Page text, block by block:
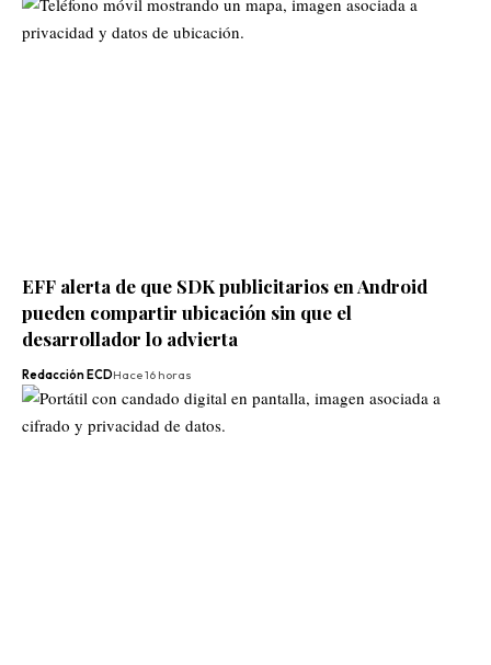
EFF alerta de que SDK publicitarios en Android
pueden compartir ubicación sin que el
desarrollador lo advierta
Redacción ECDHace 16 horas